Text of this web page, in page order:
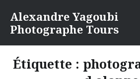
contenu
Alexandre Yagoubi
Photographe Tours
Étiquette :